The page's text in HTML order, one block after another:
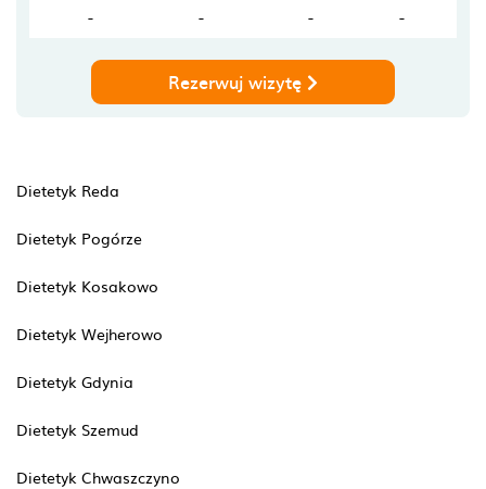
-
- - -
Rezerwuj wizytę
Dietetyk Reda
Dietetyk Pogórze
Dietetyk Kosakowo
Dietetyk Wejherowo
Dietetyk Gdynia
Dietetyk Szemud
Dietetyk Chwaszczyno